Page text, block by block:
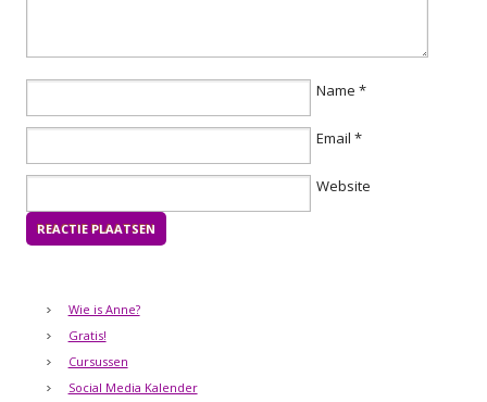
Name *
Email *
Website
Wie is Anne?
Gratis!
Cursussen
Social Media Kalender